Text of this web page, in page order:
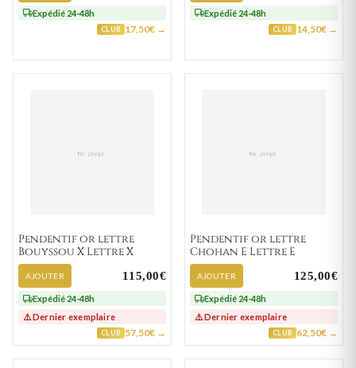
Expédié 24-48h
CLUB 17,50€ →
Expédié 24-48h
CLUB 14,50€ →
Pendentif or lettre
Bouyssou X Lettre X
AJOUTER 115,00€
Expédié 24-48h
⚠️ Dernier exemplaire
CLUB 57,50€ →
Pendentif or lettre
Chohan E Lettre E
AJOUTER 125,00€
Expédié 24-48h
⚠️ Dernier exemplaire
CLUB 62,50€ →